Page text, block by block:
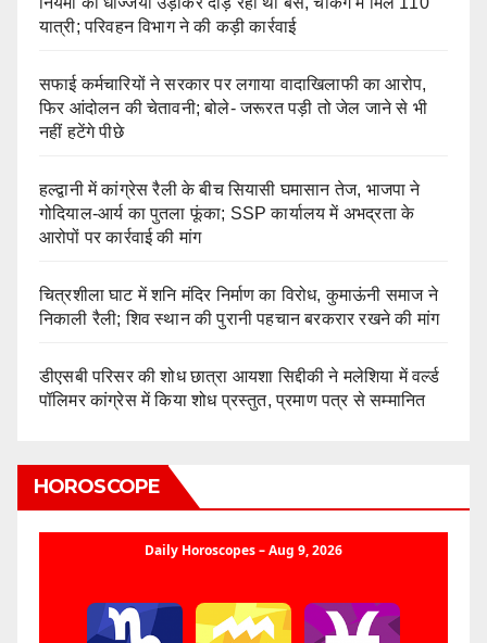
यात्री; परिवहन विभाग ने की कड़ी कार्रवाई
सफाई कर्मचारियों ने सरकार पर लगाया वादाखिलाफी का आरोप,
फिर आंदोलन की चेतावनी; बोले- जरूरत पड़ी तो जेल जाने से भी
नहीं हटेंगे पीछे
हल्द्वानी में कांग्रेस रैली के बीच सियासी घमासान तेज, भाजपा ने
गोदियाल-आर्य का पुतला फूंका; SSP कार्यालय में अभद्रता के
आरोपों पर कार्रवाई की मांग
चित्रशीला घाट में शनि मंदिर निर्माण का विरोध, कुमाऊंनी समाज ने
निकाली रैली; शिव स्थान की पुरानी पहचान बरकरार रखने की मांग
डीएसबी परिसर की शोध छात्रा आयशा सिद्दीकी ने मलेशिया में वर्ल्ड
पॉलिमर कांग्रेस में किया शोध प्रस्तुत, प्रमाण पत्र से सम्मानित
HOROSCOPE